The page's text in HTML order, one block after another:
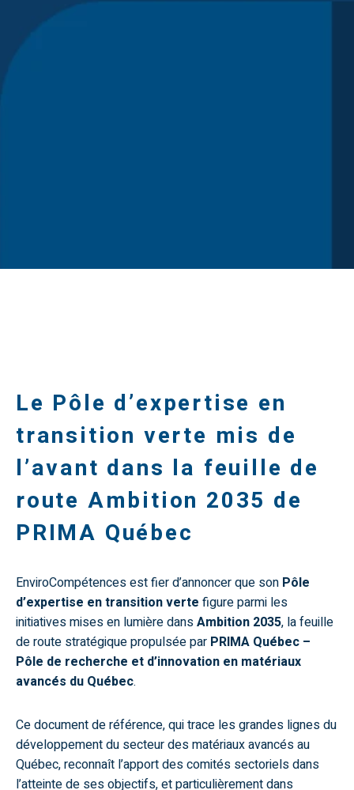
Le Pôle d’expertise en
transition verte mis de
l’avant dans la feuille de
route Ambition 2035 de
PRIMA Québec
EnviroCompétences est fier d’annoncer que son Pôle
d’expertise en transition verte figure parmi les
initiatives mises en lumière dansAmbition 2035, la feuille
de route stratégique propulsée par PRIMA Québec –
Pôle de recherche et d’innovation en matériaux
avancés du Québec.
Ce document de référence, qui trace les grandes lignes du
développement du secteur des matériaux avancés au
Québec, reconnaît l’apport des comités sectoriels dans
l’atteinte de ses objectifs, et particulièrement dans